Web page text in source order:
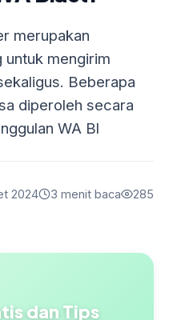
merupakan
mengirim
Beberapa
diperoleh secara
WA Bl
2024 3 menit baca 285
dan Tips